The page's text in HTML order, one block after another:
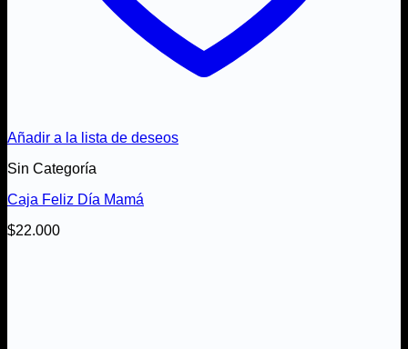
Añadir a la lista de deseos
Sin Categoría
Caja Feliz Día Mamá
$22.000